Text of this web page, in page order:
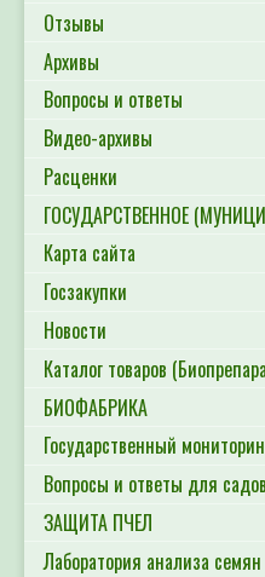
Отзывы
Архивы
Вопросы и ответы
Видео-архивы
Расценки
ГОСУДАРСТВЕННОЕ
Карта сайта
Госзакупки
Новости
Каталог товаров
БИОФАБРИКА
Государственный
Вопросы и ответы для
ЗАЩИТА ПЧЕЛ
Лаборатория анализа семян